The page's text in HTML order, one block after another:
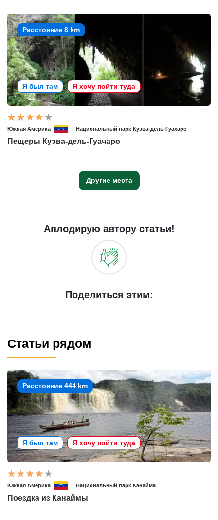
Расстояние 8 km
Я был там Я хочу пойти туда
Южная Америка Национальный парк Куэва-дель-Гуахаро
Пещеры Куэва-дель-Гуачаро
Другие места
Аплодирую автору статьи!
Поделиться этим:
Статьи рядом
Расстояние 444 km
Я был там Я хочу пойти туда
Южная Америка Национальный парк Канайма
Поездка из Канаймы